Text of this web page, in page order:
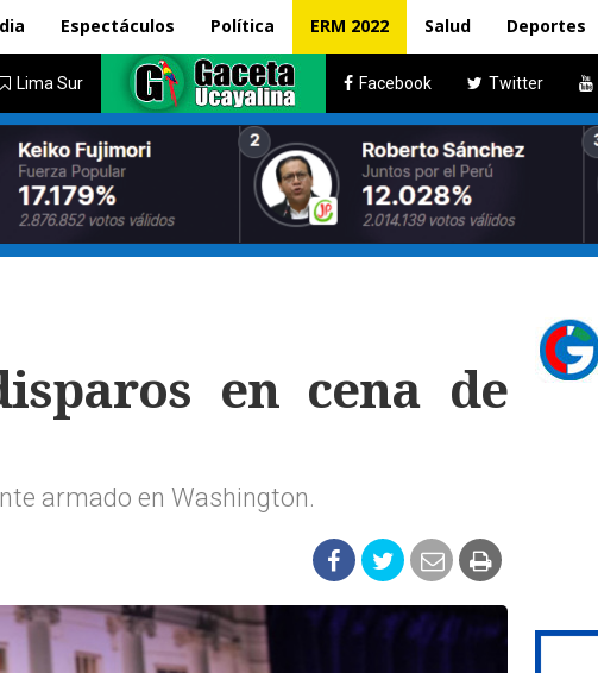
Espectáculos Política ERM 2022 Salud Deportes
Lima Sur Facebook Twitter
en cena de
armado en Washington.